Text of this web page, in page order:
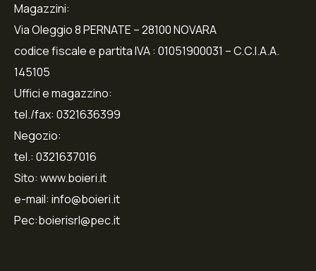
Magazzini:
Via Oleggio 8 PERNATE – 28100 NOVARA
codice fiscale e partita IVA : 01051900031 – C.C.I.A.A.
145105
Uffici e magazzino:
tel./fax: 0321636399
Negozio:
tel.: 0321637016
Sito: www.boieri.it
e-mail: info@boieri.it
Pec:boierisrl@pec.it